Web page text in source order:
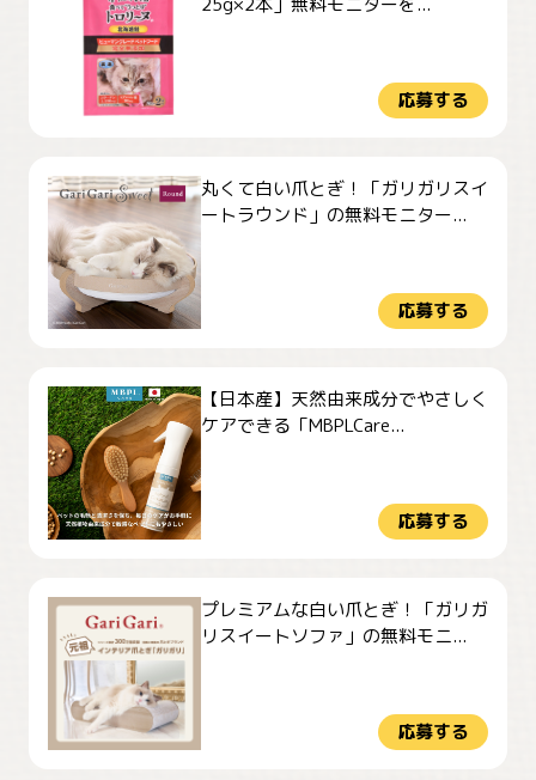
応募する
丸くて白い爪とぎ！「ガリガリスイ
ートラウンド」の無料モニター...
応募する
【日本産】天然由来成分でやさしく
ケアできる「MBPLCare...
応募する
プレミアムな白い爪とぎ！「ガリガ
リスイートソファ」の無料モニ...
応募する